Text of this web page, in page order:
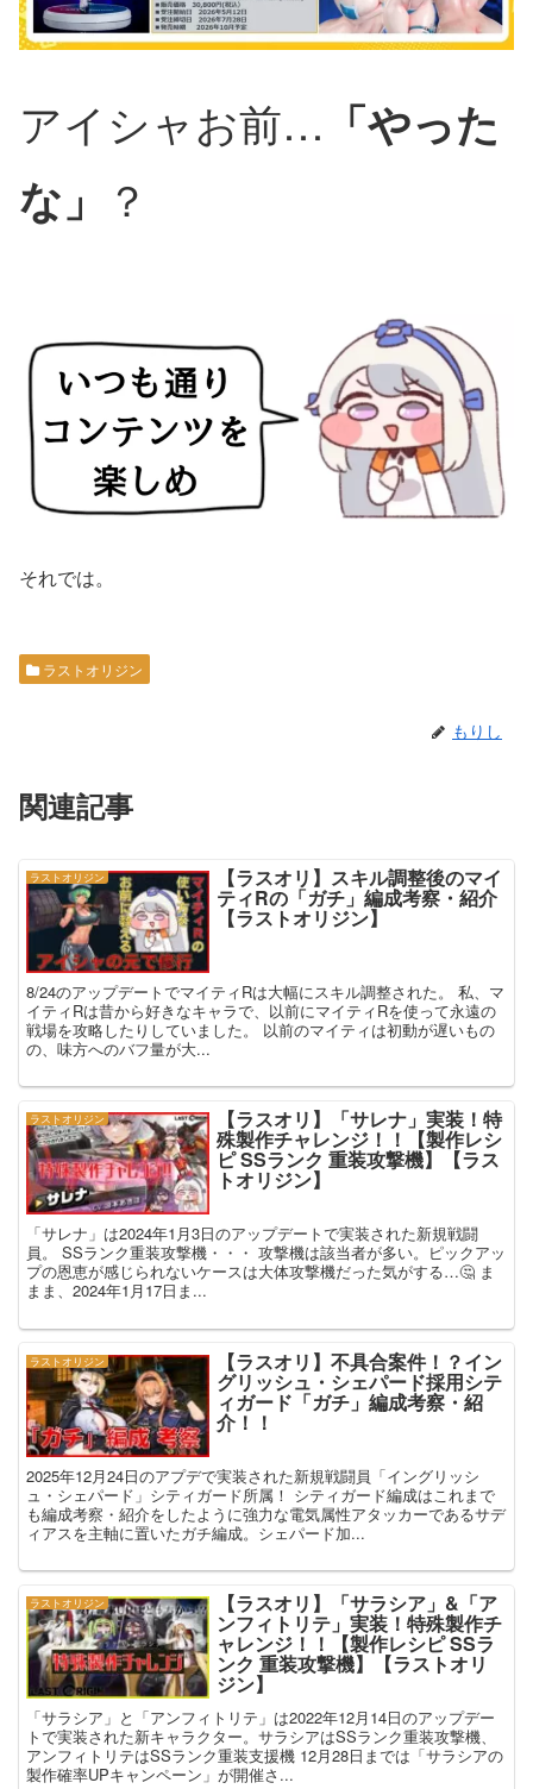
アイシャお前… 「やった
な」 ？
それでは。
ラストオリジン
もりし
関連記事
ラストオリジン 【ラスオリ】スキル調整後のマイ
ティRの「ガチ」編成考察・紹介
【ラストオリジン】
8/24のアップデートでマイティRは大幅にスキル調整された。 私、マ
イティRは昔から好きなキャラで、以前にマイティRを使って永遠の
戦場を攻略したりしていました。 以前のマイティは初動が遅いもの
の、味方へのバフ量が大...
ラストオリジン 【ラスオリ】「サレナ」実装！特
殊製作チャレンジ！！【製作レシ
ピ SSランク 重装攻撃機】【ラス
トオリジン】
「サレナ」は2024年1月3日のアップデートで実装された新規戦闘
員。 SSランク重装攻撃機・・・ 攻撃機は該当者が多い。ピックアッ
プの恩恵が感じられないケースは大体攻撃機だった気がする…🤔 ま
まま、2024年1月17日ま...
ラストオリジン 【ラスオリ】不具合案件！？イン
グリッシュ・シェパード採用シテ
ィガード「ガチ」編成考察・紹
介！！
2025年12月24日のアプデで実装された新規戦闘員「イングリッシ
ュ・シェパード」シティガード所属！ シティガード編成はこれまで
も編成考察・紹介をしたように強力な電気属性アタッカーであるサデ
ィアスを主軸に置いたガチ編成。シェパード加...
ラストオリジン 【ラスオリ】「サラシア」&「ア
ンフィトリテ」実装！特殊製作チ
ャレンジ！！【製作レシピ SSラ
ンク 重装攻撃機】【ラストオリ
ジン】
「サラシア」と「アンフィトリテ」は2022年12月14日のアップデー
トで実装された新キャラクター。サラシアはSSランク重装攻撃機、
アンフィトリテはSSランク重装支援機 12月28日までは「サラシアの
製作確率UPキャンペーン」が開催さ...